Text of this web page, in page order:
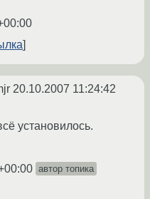
20.10.2007 11:24:42
установилось.
автор топика